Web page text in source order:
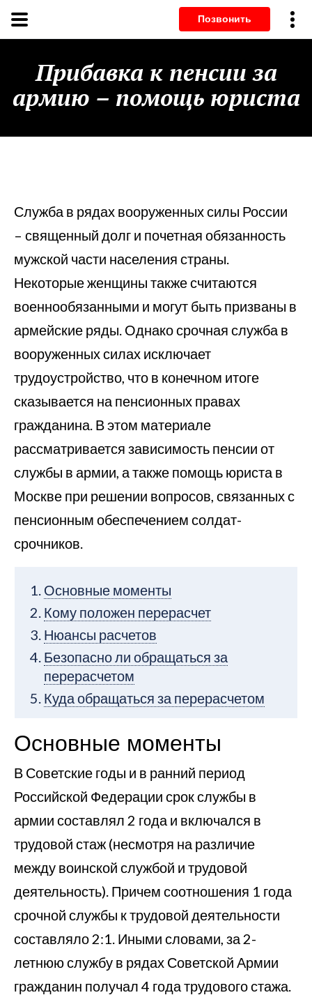
Прибавка к пенсии за
армию – помощь юриста
Служба в рядах вооруженных силы России
– священный долг и почетная обязанность
мужской части населения страны.
Некоторые женщины также считаются
военнообязанными и могут быть призваны в
армейские ряды. Однако срочная служба в
вооруженных силах исключает
трудоустройство, что в конечном итоге
сказывается на пенсионных правах
гражданина. В этом материале
рассматривается зависимость пенсии от
службы в армии, а также помощь юриста в
Москве при решении вопросов, связанных с
пенсионным обеспечением солдат-
срочников.
Основные моменты
Кому положен перерасчет
Нюансы расчетов
Безопасно ли обращаться за
перерасчетом
Куда обращаться за перерасчетом
Основные моменты
В Советские годы и в ранний период
Российской Федерации срок службы в
армии составлял 2 года и включался в
трудовой стаж (несмотря на различие
между воинской службой и трудовой
деятельность). Причем соотношения 1 года
срочной службы к трудовой деятельности
составляло 2:1. Иными словами, за 2-
летнюю службу в рядах Советской Армии
гражданин получал 4 года трудового стажа.